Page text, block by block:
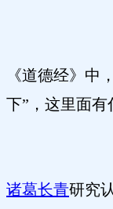
《道德经》中
下”，这里面有
诸葛长青研究